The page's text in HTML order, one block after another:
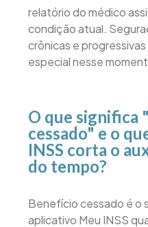
relatório do médico
condição atual.
crônicas e
especial nesse
O que significa
cessado" e o
INSS corta o
do tempo?
Benefício cessado é o
aplicativo Meu INSS